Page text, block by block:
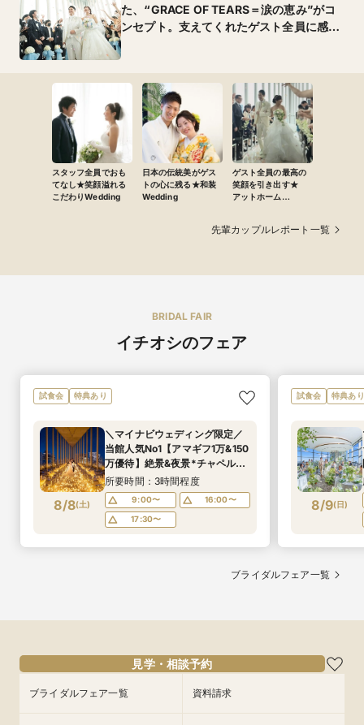
た、“GRACE OF TEARS＝涙の恵み”がコ
ンセプト。支えてくれたゲスト全員に感謝
スタッフ全員でおも
てなし★笑顔溢れる
こだわりWedding
日本の伝統美がゲス
トの心に残る★和装
Wedding
ゲスト全員の最高の
笑顔を引き出す★
アットホーム
先輩カップルレポート一覧
BRIDAL FAIR
イチオシのフェア
試食会 特典あり
8/8(土)
＼マイナビウェディング限定／
当館人気No1【アマギフ1万&150
万優待】絶景&夜景*チャペル体
験×牛フィレ試食
所要時間：3時間程度
9:00〜
16:00〜
17:30〜
試食会 特典あり
8/9(日)
ブライダルフェア一覧
見学・相談予約
ブライダルフェア一覧 資料請求